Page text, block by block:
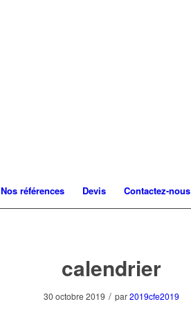
Nos références Devis Contactez-nous
calendrier
30 octobre 2019 / par2019cfe2019